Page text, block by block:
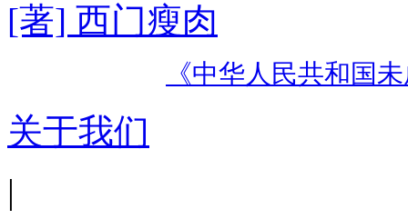
[著] 西门瘦肉
《中华人民共和国
关于我们
|